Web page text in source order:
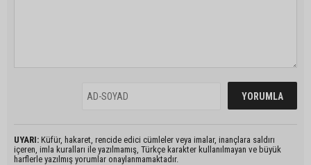
UYARI: Küfür, hakaret, rencide edici cümleler veya imalar, inançlara saldırı
içeren, imla kuralları ile yazılmamış, Türkçe karakter kullanılmayan ve büyük
harflerle yazılmış yorumlar onaylanmamaktadır.